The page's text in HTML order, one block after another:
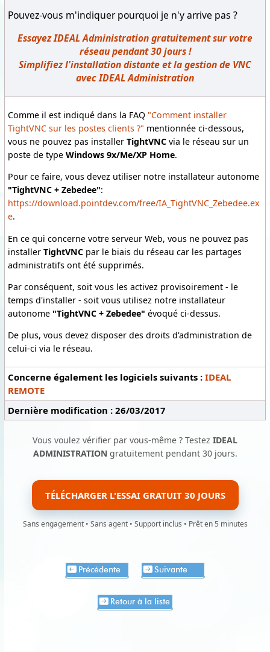
Pouvez-vous m'indiquer pourquoi je n'y arrive pas ?
Essayez IDEAL Administration gratuitement sur votre
réseau pendant 30 jours !
Simplifiez l'installation distante et la gestion de VNC
avec IDEAL Administration
Comme il est indiqué dans la FAQ "Comment installer
TightVNC sur les postes clients ?" mentionnée ci-dessous,
vous ne pouvez pas installer TightVNC via le réseau sur un
poste de type Windows 9x/Me/XP Home.
Pour ce faire, vous devez utiliser notre installateur autonome
"TightVNC + Zebedee":
https://download.pointdev.com/free/IA_TightVNC_Zebedee.ex
e.
En ce qui concerne votre serveur Web, vous ne pouvez pas
installer TightVNC par le biais du réseau car les partages
administratifs ont été supprimés.
Par conséquent, soit vous les activez provisoirement - le
temps d'installer - soit vous utilisez notre installateur
autonome "TightVNC + Zebedee" évoqué ci-dessus.
De plus, vous devez disposer des droits d'administration de
celui-ci via le réseau.
Concerne également les logiciels suivants : IDEAL
REMOTE
Dernière modification : 26/03/2017
Vous voulez vérifier par vous-même ? Testez IDEAL
ADMINISTRATIONgratuitement pendant 30 jours.
TÉLÉCHARGER L'ESSAI GRATUIT 30 JOURS
Sans engagement • Sans agent • Support inclus • Prêt en 5 minutes
Précédente Suivante
Retour à la liste